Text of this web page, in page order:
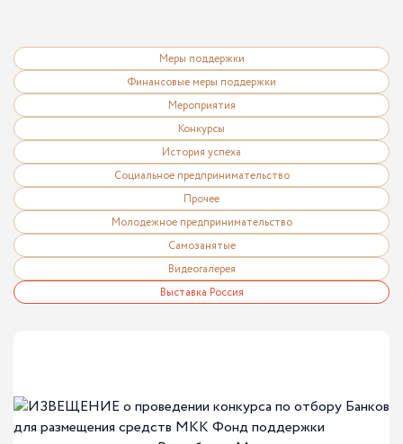
Меры поддержки
Финансовые меры поддержки
Мероприятия
Конкурсы
История успеха
Социальное предпринимательство
Прочее
Молодежное предпринимательство
Самозанятые
Видеогалерея
Выставка Россия